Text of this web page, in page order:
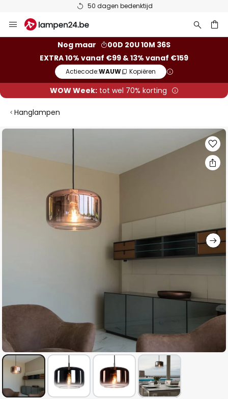
50 dagen bedenktijd
naar
Nog maar
00D 20U 10M 36S
EXTRA 10% vanaf €99 & 13% vanaf €159
Actiecode:WAUW Kopiëren
WOW Week:tot wel 70% korting
Hanglampen
Ga
afbeeldingen-